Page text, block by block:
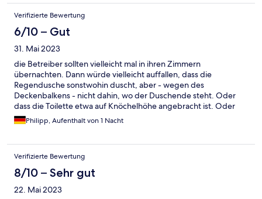
Verifizierte Bewertung
6/10 – Gut
31. Mai 2023
die Betreiber sollten vielleicht mal in ihren Zimmern
übernachten. Dann würde vielleicht auffallen, dass die
Regendusche sonstwohin duscht, aber - wegen des
Deckenbalkens - nicht dahin, wo der Duschende steht. Oder
dass die Toilette etwa auf Knöchelhöhe angebracht ist. Oder
dass der Fussboden im Badezimmer voller Reste von
Fliesenkleber oder sonst einem Zeug ist. Zudem fanden wir im
Hervorzuheben ist allerdings das leckere Frühstück; das Buffet
war reichlich und auch schön angerichtet. Wenn nur im
Speiseraum etwas mehr Platz gewesen wäre. Den mäßigen
Gesamteindruck lindern auch die Freundlichkeit und
Servicebereitschaft des Hotelteams leider nicht.
Philipp, Aufenthalt von 1 Nacht
Verifizierte Bewertung
8/10 – Sehr gut
22. Mai 2023